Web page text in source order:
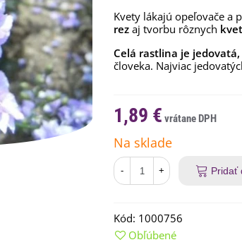
Kvety lákajú opeľovače a
rez aj tvorbu rôznych
Celá rastlina je jedovatá,
človeka. Najviac
1,89 €
Na sklade
- + Pridať
Kód: 1000756
Obľúbené